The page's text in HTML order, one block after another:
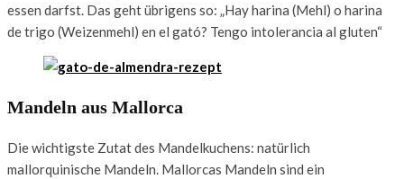
essen darfst. Das geht übrigens so: „Hay harina (Mehl) o harina
de trigo (Weizenmehl) en el gató? Tengo intolerancia al gluten“
Mandeln aus Mallorca
Die wichtigste Zutat des Mandelkuchens: natürlich
mallorquinische Mandeln. Mallorcas Mandeln sind ein